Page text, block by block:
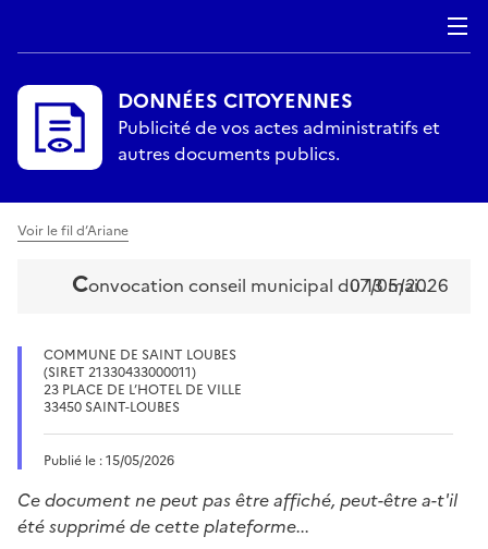
DONNÉES CITOYENNES
Publicité de vos actes administratifs et
autres documents publics.
Voir le fil d’Ariane
convocation conseil municipal du 13 mai 2026
07/05/2026
COMMUNE DE SAINT LOUBES
(SIRET 21330433000011)
23 PLACE DE L’HOTEL DE VILLE
33450 SAINT-LOUBES
Publié le : 15/05/2026
Ce document ne peut pas être affiché, peut-être a-t'il
été supprimé de cette plateforme...